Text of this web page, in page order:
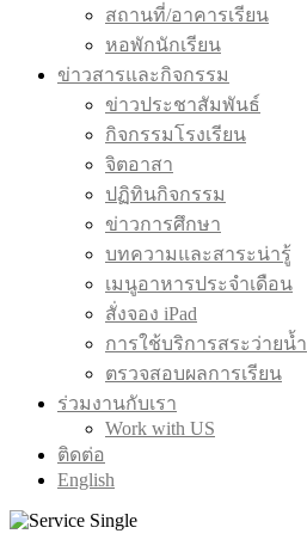
สถานที่/อาคารเรียน
หอพักนักเรียน
ข่าวสารและกิจกรรม
ข่าวประชาสัมพันธ์
กิจกรรมโรงเรียน
จิตอาสา
ปฏิทินกิจกรรม
ข่าวการศึกษา
บทความและสาระน่ารู้
เมนูอาหารประจำเดือน
สั่งจอง iPad
การใช้บริการสระว่ายน้ำ
ตรวจสอบผลการเรียน
ร่วมงานกับเรา
Work with US
ติดต่อ
English